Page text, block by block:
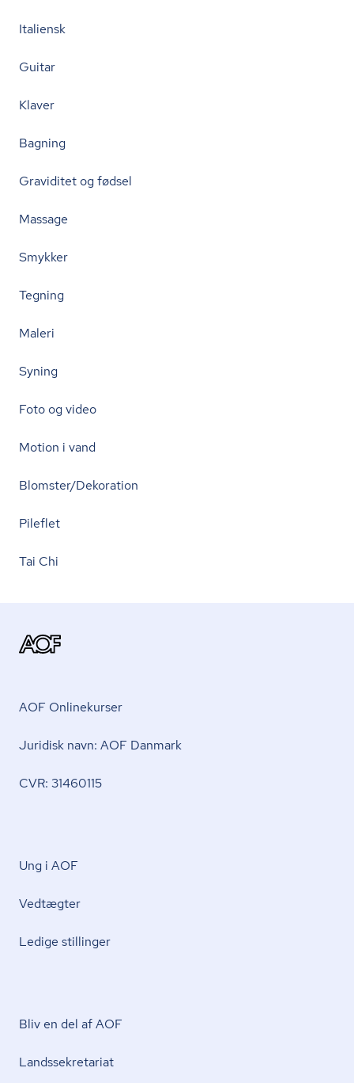
Italiensk
Guitar
Klaver
Bagning
Graviditet og fødsel
Massage
Smykker
Tegning
Maleri
Syning
Foto og video
Motion i vand
Blomster/Dekoration
Pileflet
Tai Chi
AOF Onlinekurser
Juridisk navn: AOF Danmark
CVR: 31460115
Ung i AOF
Vedtægter
Ledige stillinger
Bliv en del af AOF
Lands­se­kre­ta­ri­at